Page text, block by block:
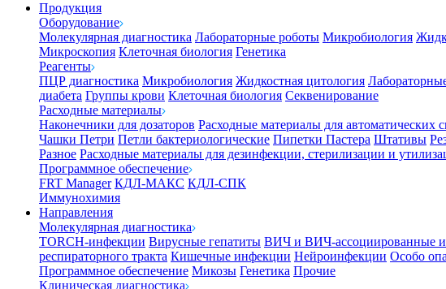
Продукция
Оборудование
Молекулярная диагностика Лабораторные роботы Микробиология
Микроскопия Клеточная биология Генетика
Реагенты
ПЦР диагностика Микробиология Жидкостная цитология
диабета Группы крови Клеточная биология Секвенирование
Расходные материалы
Наконечники для дозаторов Расходные материалы для автоматических
Чашки Петри Петли бактериологические Пипетки Пастера Штативы
Разное Расходные материалы для дезинфекции, стерилизации и
Программное обеспечение
FRT Manager КДЛ-МАКС КДЛ-СПК
Иммунохимия
Направления
Молекулярная диагностика
TORCH-инфекции Вирусные гепатиты ВИЧ и ВИЧ-ассоциированные
респираторного тракта Кишечные инфекции Нейроинфекции Особо
Программное обеспечение Микозы Генетика Прочие
Клиническая диагностика